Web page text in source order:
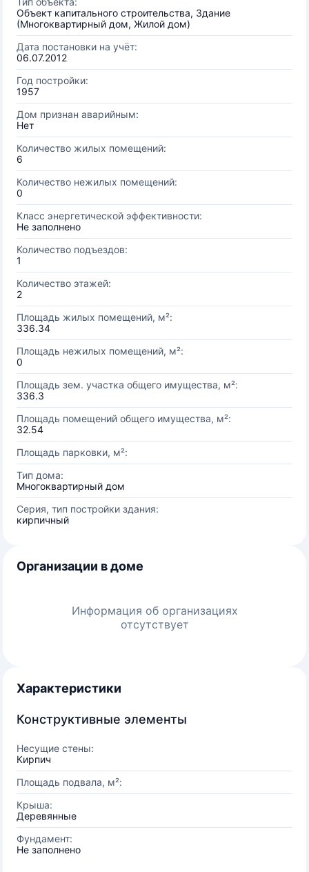
Объект капитального строительства, Здание
(Многоквартирный дом, Жилой дом)
Дата постановки на учёт:
06.07.2012
Год постройки:
1957
Дом признан аварийным:
Нет
Количество жилых помещений:
6
Количество нежилых помещений:
0
Класс энергетической эффективности:
Не заполнено
Количество подъездов:
1
Количество этажей:
2
Площадь жилых помещений, м²:
336.34
Площадь нежилых помещений, м²:
0
Площадь зем. участка общего имущества, м²:
336.3
Площадь помещений общего имущества, м²:
32.54
Площадь парковки, м²:
Тип дома:
Многоквартирный дом
Серия, тип постройки здания:
кирпичный
Организации в доме
Информация об организациях
отсутствует
Характеристики
Конструктивные элементы
Несущие стены:
Кирпич
Площадь подвала, м²:
Крыша:
Деревянные
Фундамент:
Не заполнено